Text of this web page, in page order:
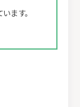
ます。